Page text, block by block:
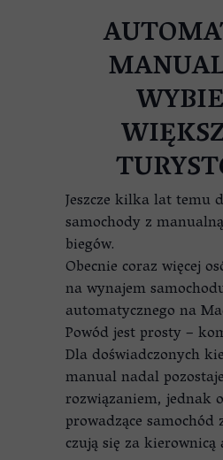
Jeszcze kilka lat temu
samochody z
biegów.
Obecnie coraz więcej
na wynajem
automatycznego na
Powód jest prosty –
Dla doświadczonych
manual nadal
rozwiązaniem, jednak
prowadzące
czują się za